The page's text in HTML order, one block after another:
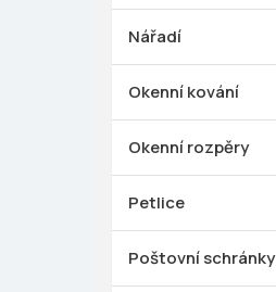
Nářadí
Okenní kování
Okenní rozpěry
Petlice
Poštovní schránky